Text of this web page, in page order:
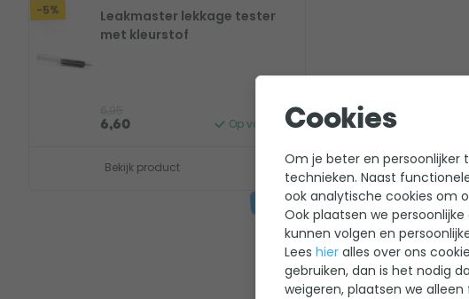
-5%
Leakmaster lekkage tester
met kleurstof
6,60 Op voorraad
Bekijk product
Cookies
Om je beter en persoonlijker
technieken. Naast
ook analytische cookies om
Ook plaatsen we
kunnen volgen en
Lees hier alles over ons
gebruiken, dan is het nodig
weigeren, plaatsen we